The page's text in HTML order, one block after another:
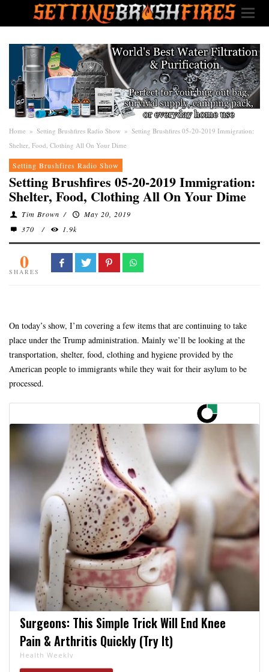
Home » Setting Brushfires Radio Show » Setting Brushfires 05-20-2019 Immigration:
Shelter, Food, Clothing All On Your Dime
Setting Brushfires Radio Show
Setting Brushfires 05-20-2019 Immigration:
Shelter, Food, Clothing All On Your Dime
Tim Brown /
May 20, 2019
370
/ 1.9k
0
SHARES
On today’s show, I’m covering a few items that are continuing to take
place under the Trump administration. Mainly we’ll be looking at the
transportation, shelter, food, clothing and hygiene provided by the
American people to immigrants while they wait for their asylum to be
processed.
Surgeons: This Simple Trick Will End Knee
Pain & Arthritis Quickly (Try It)
Health Weekly